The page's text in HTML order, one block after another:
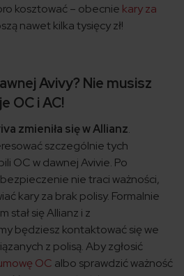
kosztować – obecnie kary za
nawet kilka tysięcy zł!
Avivy? Nie musisz
OC i AC!
zmieniła się w Allianz.
szczególnie tych
OC w dawnej Avivie. Po
nie traci ważności,
kary za brak polisy. Formalnie
stał się Allianz i z
będziesz kontaktować się we
z polisą. Aby zgłosić
OC albo sprawdzić ważność